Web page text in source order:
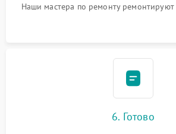
Наши мастера по ремонту
6. Готово